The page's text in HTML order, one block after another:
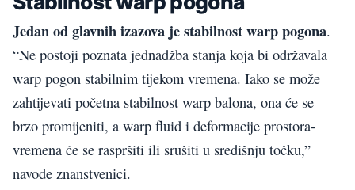
Jedan od glavnih izazova je stabilnost warp pogona.
“Ne postoji poznata jednadžba stanja koja bi održavala
warp pogon stabilnim tijekom vremena. Iako se može
zahtijevati početna stabilnost warp balona, ona će se
brzo promijeniti, a warp fluid i deformacije prostora-
vremena će se raspršiti ili srušiti u središnju točku,”
navode znanstvenici.